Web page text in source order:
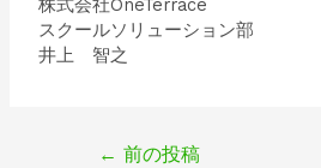
株式会社OneTerrace
スクールソリューション部
井上 智之
← 前の投稿